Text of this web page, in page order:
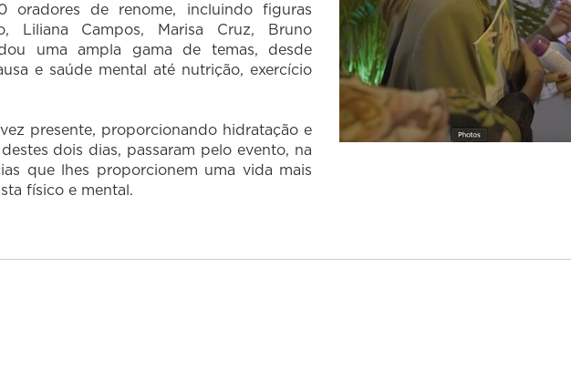
de renome, incluindo figuras
Liliana Campos, Marisa Cruz, Bruno
uma ampla gama de temas, desde
e saúde mental até nutrição, exercício
presente, proporcionando hidratação e
dois dias, passaram pelo evento, na
que lhes proporcionem uma vida mais
físico e mental.